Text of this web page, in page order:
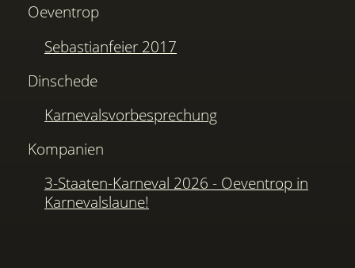
Oeventrop
Sebastianfeier 2017
Dinschede
Karnevalsvorbesprechung
Kompanien
3-Staaten-Karneval 2026 - Oeventrop in
Karnevalslaune!